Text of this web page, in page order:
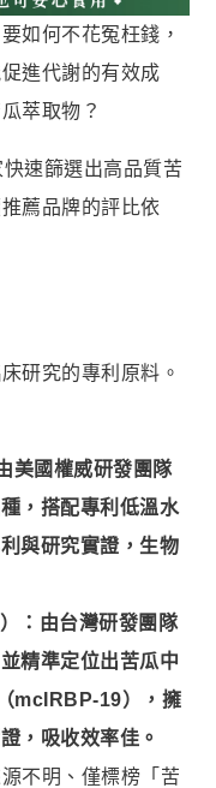
如何不花冤枉錢，
進代謝的有效成
萃取物？
速篩選出高品質苦
薦品牌的評比依
研究的專利原料。
美國權威研發團隊
，搭配專利低溫水
與研究實證，生物
：由台灣研發團隊
精準定位出苦瓜中
mcIRBP-19），擁
，吸收效率佳。
不明、僅標榜「苦